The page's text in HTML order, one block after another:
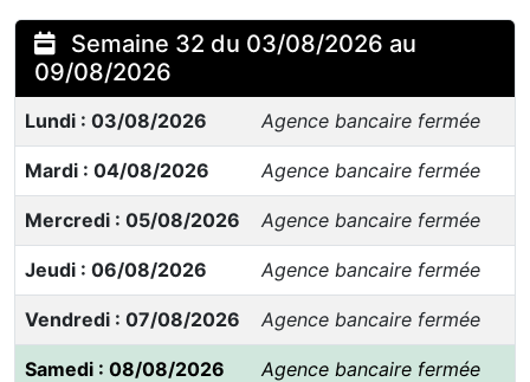
Semaine 32 du 03/08/2026 au
09/08/2026
Lundi : 03/08/2026 Agence bancaire fermée
Mardi : 04/08/2026 Agence bancaire fermée
Mercredi : 05/08/2026 Agence bancaire fermée
Jeudi : 06/08/2026 Agence bancaire fermée
Vendredi : 07/08/2026 Agence bancaire fermée
Samedi : 08/08/2026 Agence bancaire fermée